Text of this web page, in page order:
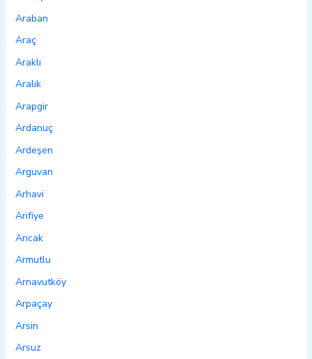
Araban
Araç
Araklı
Aralık
Arapgir
Ardanuç
Ardeşen
Arguvan
Arhavi
Arifiye
Arıcak
Armutlu
Arnavutköy
Arpaçay
Arsin
Arsuz